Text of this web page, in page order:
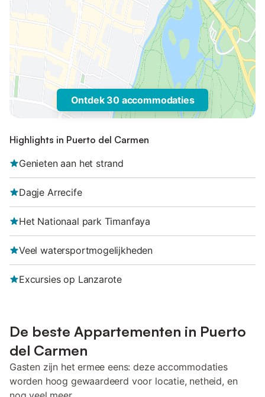
Ontdek 30 accommodaties
Highlights in Puerto del Carmen
Genieten aan het strand
Dagje Arrecife
Het Nationaal park Timanfaya
Veel watersportmogelijkheden
Excursies op Lanzarote
De beste Appartementen in Puerto
del Carmen
Gasten zijn het ermee eens: deze accommodaties
worden hoog gewaardeerd voor locatie, netheid, en